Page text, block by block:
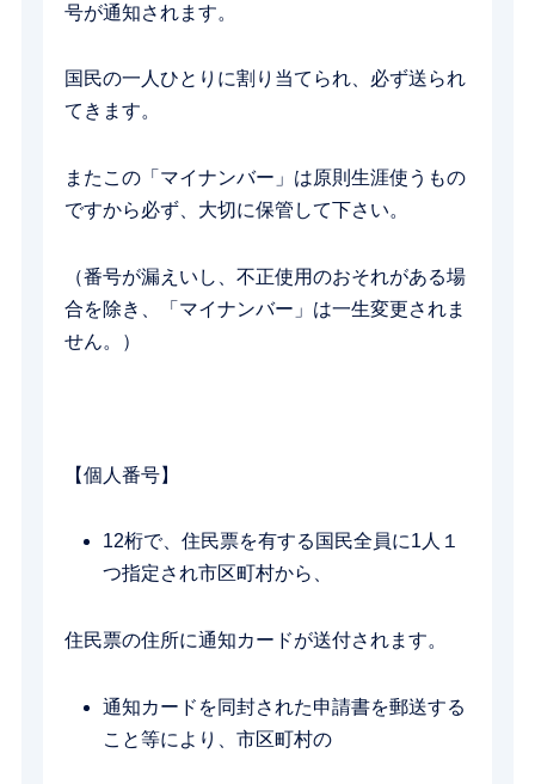
号が通知されます。
国民の一人ひとりに割り当てられ、必ず送られ
てきます。
またこの「マイナンバー」は原則生涯使うもの
ですから必ず、大切に保管して下さい。
（番号が漏えいし、不正使用のおそれがある場
合を除き、「マイナンバー」は一生変更されま
せん。）
【個人番号】
12桁で、住民票を有する国民全員に1人１
つ指定され市区町村から、
住民票の住所に通知カードが送付されます。
通知カードを同封された申請書を郵送する
こと等により、市区町村の